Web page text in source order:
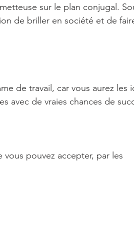
sur le plan conjugal.
de briller en société et de
de travail, car vous aurez les
avec de vraies chances de
pouvez accepter, par les